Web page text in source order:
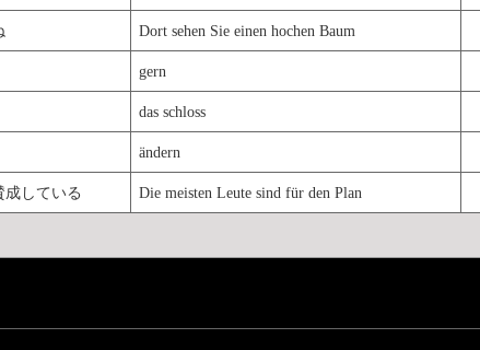
Dort sehen Sie einen hochen Baum
gern
das schloss
ändern
している Die meisten Leute sind für den Plan